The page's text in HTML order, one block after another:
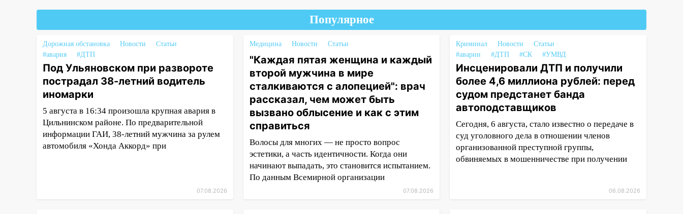
пострадали двое
07:20 Жара возвращается:
ожидается знойный и сухой
четверг
06:00 Под Ульяновском при
развороте пострадал 38-
летний водитель иномарки
05:00 «Каждая пятая женщина
и каждый второй мужчина в
мире сталкиваются с
алопецией»: врач рассказал,
Популярное
Дорожная обстановка Новости
Статьи
#авария
#ДТП
Под Ульяновском при развороте
пострадал 38-летний водитель
иномарки
5 августа в 16:34 произошла крупная авария в
Цильнинском районе. По предварительной
информации ГАИ, 38-летний мужчина за рулем
автомобиля «Хонда Аккорд» при
07.08.2026
Медицина Новости Статьи
"Каждая пятая женщина и каждый
второй мужчина в мире
сталкиваются с алопецией": врач
рассказал, чем может быть
вызвано облысение и как с этим
справиться
Волосы для многих — не просто вопрос
эстетики, а часть идентичности. Когда они
начинают выпадать, это становится испытанием.
По данным Всемирной организации
07.08.2026
Криминал Новости
Статьи
#аварии
#ДТП #СК #УМВД
Инсценировали ДТП и получили
более 4,6 миллиона рублей: перед
судом предстанет банда
автоподставщиков
Сегодня, 6 августа, стало известно о передаче в
суд уголовного дела в отношении членов
организованной преступной группы,
обвиняемых в мошенничестве при получении
06.08.2026